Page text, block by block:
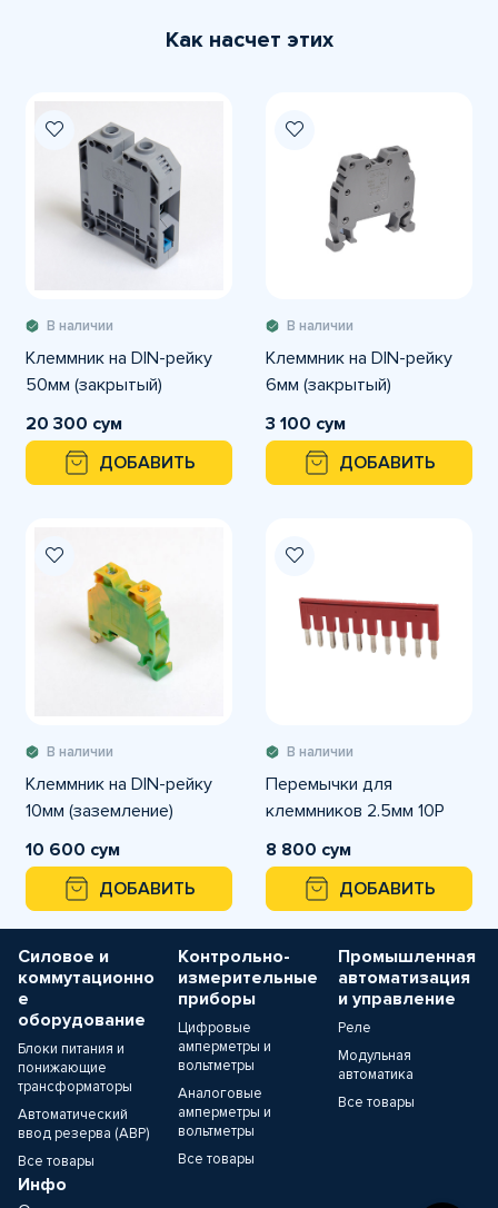
Как насчет этих
В наличии
Клеммник на DIN-рейку
50мм (закрытый)
20 300 сум
ДОБАВИТЬ
В наличии
Клеммник на DIN-рейку
6мм (закрытый)
3 100 сум
ДОБАВИТЬ
В наличии
Клеммник на DIN-рейку
10мм (заземление)
10 600 сум
ДОБАВИТЬ
В наличии
Перемычки для
клеммников 2.5мм 10P
8 800 сум
ДОБАВИТЬ
Силовое и
коммутационно
е
оборудование
Блоки питания и
понижающие
трансформаторы
Автоматический
ввод резерва (АВР)
Все товары
Контрольно-
измерительные
приборы
Цифровые
амперметры и
вольтметры
Аналоговые
амперметры и
вольтметры
Все товары
Промышленная
автоматизация
и управление
Реле
Модульная
автоматика
Все товары
Инфо